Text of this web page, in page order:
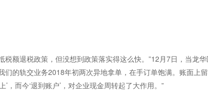
额退税政策，但没想到政策落实得这么快。”12月7日，当龙
的轨交业务2018年初两次异地拿单，在手订单饱满。账面上
，而今‘退到账户’，对企业现金周转起了大作用。”